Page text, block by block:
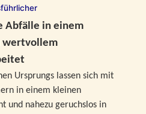
Abfälle in einem
wertvollem
Ursprungs lassen sich mit
in einem kleinen
und nahezu geruchslos in